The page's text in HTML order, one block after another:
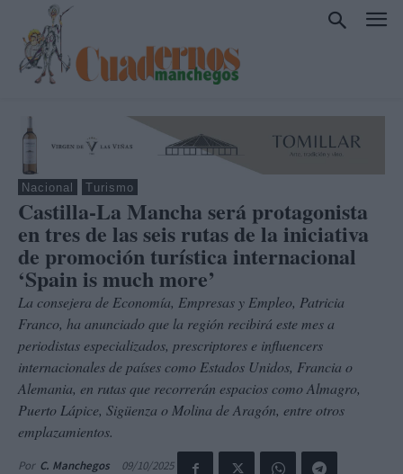
Nacional Turismo
Castilla-La Mancha será protagonista
en tres de las seis rutas de la iniciativa
de promoción turística internacional
‘Spain is much more’
La consejera de Economía, Empresas y Empleo, Patricia
Franco, ha anunciado que la región recibirá este mes a
periodistas especializados, prescriptores e influencers
internacionales de países como Estados Unidos, Francia o
Alemania, en rutas que recorrerán espacios como Almagro,
Puerto Lápice, Sigüenza o Molina de Aragón, entre otros
emplazamientos.
Por C. Manchegos 09/10/2025